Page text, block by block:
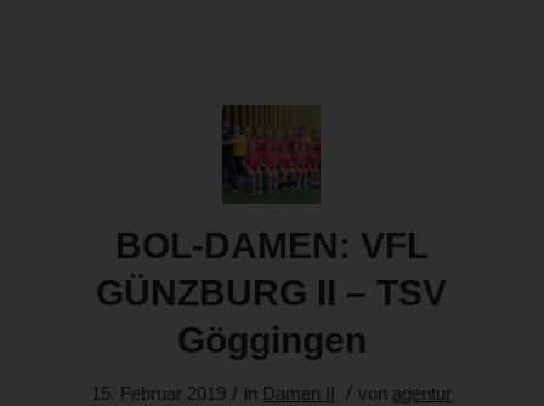
BOL-DAMEN: VFL
GÜNZBURG II – TSV
Göggingen
15. Februar 2019 / in Damen II / von agentur